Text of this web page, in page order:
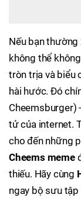
Nếu bạn thường
không thể
tròn trịa và biểu
hài hước. Đó
Cheemsburger)
tử của internet.
cho đến những
Cheems meme
thiếu. Hãy cùng
ngay bộ sưu tập